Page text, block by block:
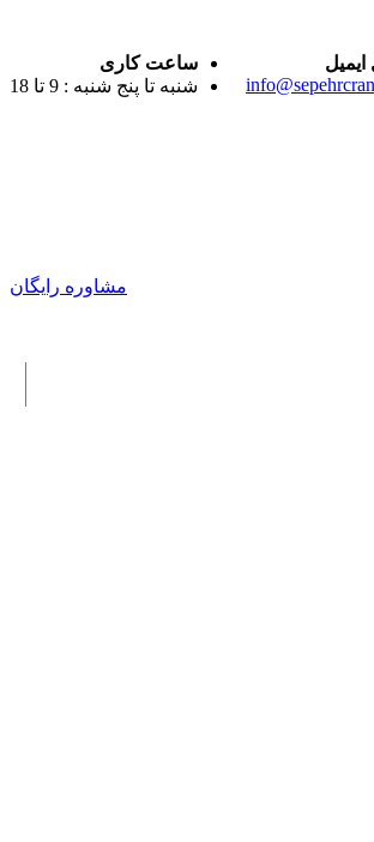
ایمیل
ساعت کاری
شنبه تا پنج شنبه : 9 تا 18
مشاوره رایگان